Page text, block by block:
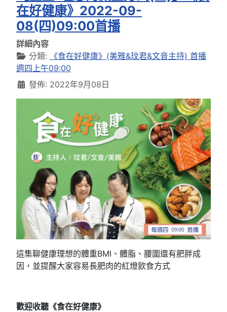
在好健康》2022-09-
08(四)09:00首播
詳細內容
分類:
《食在好健康》(美雅&玟君&文音主持) 首播
週四上午09:00
發佈: 2022年9月08日
這集聊健康理想的體重BMI、體脂、腰圍還有肥胖成
因，並提醒大家容易長肥肉的紅燈飲食方式
歡迎收聽《食在好健康》